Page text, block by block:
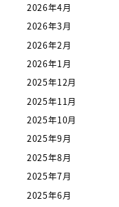
2026年4月
2026年3月
2026年2月
2026年1月
2025年12月
2025年11月
2025年10月
2025年9月
2025年8月
2025年7月
2025年6月